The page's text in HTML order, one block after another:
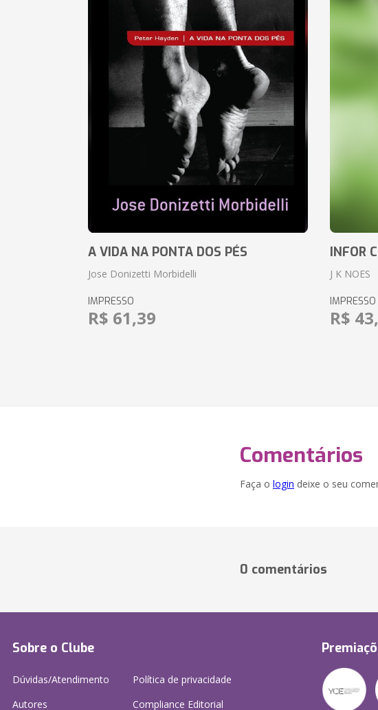
A VIDA NA PONTA DOS PÉS
Jose Donizetti Morbidelli
IMPRESSO
R$ 61,39
INFOR
J K NOES
IMPRESSO
R$
Comentários
Faça o login deixe o seu
0 comentários
Sobre o Clube
Dúvidas/Atendimento
Autores
Política de privacidade
Compliance Editorial